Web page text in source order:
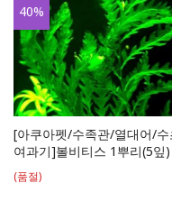
40%
[아쿠아펫/수족관/열대어/
여과기]볼비티스 1뿌리(5잎)
(품절)